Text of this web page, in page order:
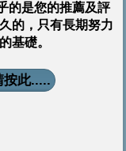
的是您的推薦及評
的，只有長期努力
基礎。
按此.....